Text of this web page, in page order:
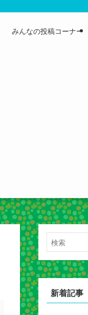
みんなの投稿コーナー
新着記事